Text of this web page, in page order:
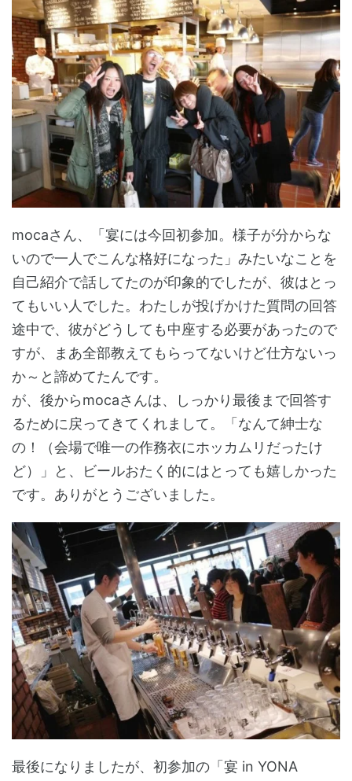
mocaさん、「宴には今回初参加。様子が分からな
いので一人でこんな格好になった」みたいなことを
自己紹介で話してたのが印象的でしたが、彼はとっ
てもいい人でした。わたしが投げかけた質問の回答
途中で、彼がどうしても中座する必要があったので
すが、まあ全部教えてもらってないけど仕方ないっ
か～と諦めてたんです。
が、後からmocaさんは、しっかり最後まで回答す
るために戻ってきてくれまして。「なんて紳士な
の！（会場で唯一の作務衣にホッカムリだったけ
ど）」と、ビールおたく的にはとっても嬉しかった
です。ありがとうございました。
最後になりましたが、初参加の「宴 in YONA